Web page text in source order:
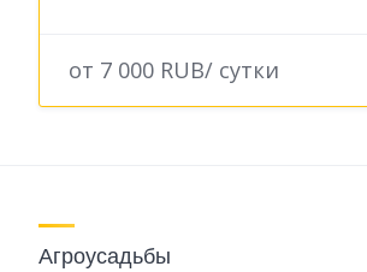
от 7 000 RUB/ сутки
Агроусадьбы